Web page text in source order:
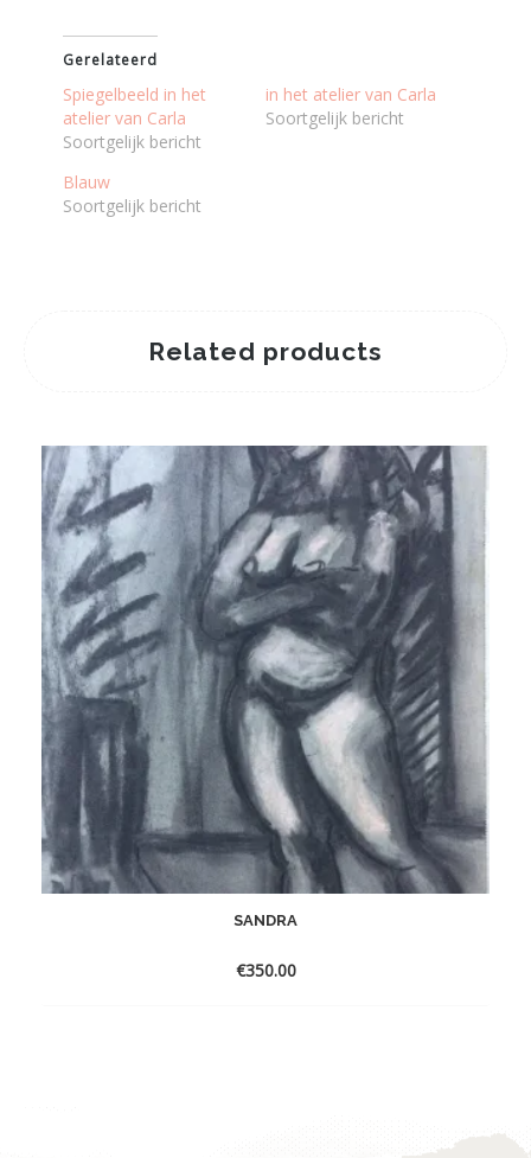
Gerelateerd
Spiegelbeeld in het
atelier van Carla
Soortgelijk bericht
in het atelier van Carla
Soortgelijk bericht
Blauw
Soortgelijk bericht
Related products
SANDRA
€350.00